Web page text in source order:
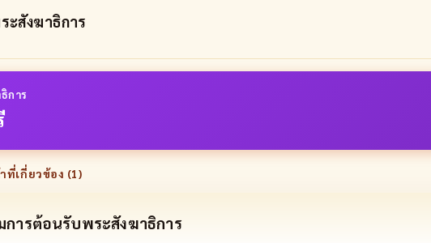
ะสังฆาธิการ
การ
ที่เกี่ยวข้อง (1)
การต้อนรับพระสังฆาธิการ